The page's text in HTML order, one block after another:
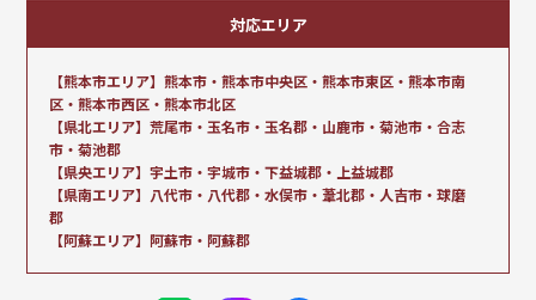
対応エリア
【熊本市エリア】熊本市・熊本市中央区・熊本市東区・熊本市南
区・熊本市西区・熊本市北区
【県北エリア】荒尾市・玉名市・玉名郡・山鹿市・菊池市・合志
市・菊池郡
【県央エリア】宇土市・宇城市・下益城郡・上益城郡
【県南エリア】八代市・八代郡・水俣市・葦北郡・人吉市・球磨
郡
【阿蘇エリア】阿蘇市・阿蘇郡